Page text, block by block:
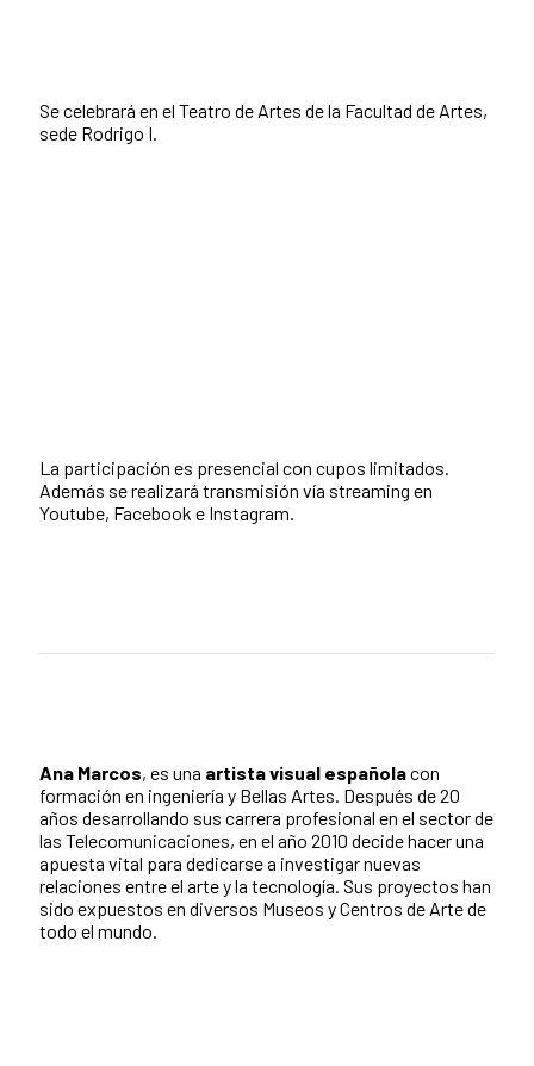
Se celebrará en el Teatro de Artes de la Facultad de Artes,
sede Rodrigo I⁣.
La participación es presencial con cupos limitados.
Además se realizará transmisión vía streaming en
Youtube, Facebook e Instagram.
Ana Marcos, es una artista visual españolacon
formación en ingeniería y Bellas Artes. Después de 20
años desarrollando sus carrera profesional en el sector de
las Telecomunicaciones, en el año 2010 decide hacer una
apuesta vital para dedicarse a investigar nuevas
relaciones entre el arte y la tecnología. Sus proyectos han
sido expuestos en diversos Museos y Centros de Arte de
todo el mundo.